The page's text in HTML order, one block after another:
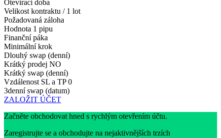
Otevírací doba
Velikost kontraktu / 1 lot
Požadovaná záloha
Hodnota 1 pipu
Finanční páka
Minimální krok
Dlouhý swap (denní)
Krátký prodej NO
Krátký swap (denní)
Vzdálenost SL a TP 0
3denní swap (datum)
ZALOŽIT ÚČET
Začněte obchodovat hned s rychlým otevřením účtu.
Zaregistrujte se a obchodujte na nejaktivnějších trzích